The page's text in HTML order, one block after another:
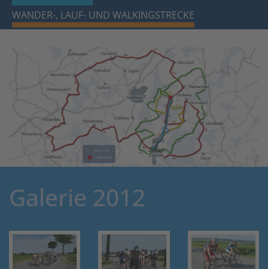
WANDER-, LAUF- UND WALKINGSTRECKE
Galerie 2012